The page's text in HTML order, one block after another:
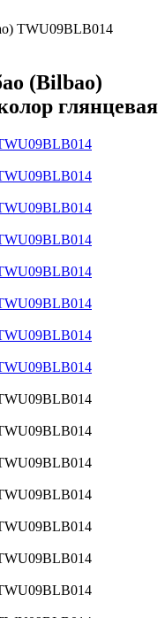
TWU09BLB014
(Bilbao)
глянцевая